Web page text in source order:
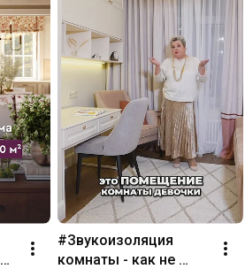
#Звукоизоляция
комнаты - как не